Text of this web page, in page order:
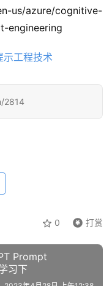
us/azure/cognitive-
engineering
2814
0 打赏
Prompt
习下